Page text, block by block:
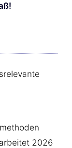
2026